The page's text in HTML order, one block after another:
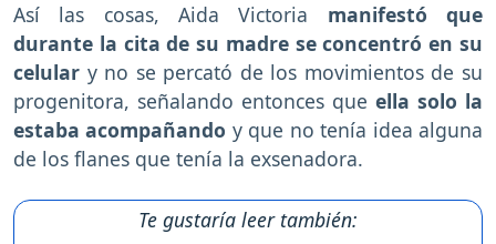
Así las cosas, Aida Victoria manifestó que
durante la cita de su madre se concentró en su
celular y no se percató de los movimientos de su
progenitora, señalando entonces que ella solo la
estaba acompañando y que no tenía idea alguna
de los flanes que tenía la exsenadora.
Te gustaría leer también: